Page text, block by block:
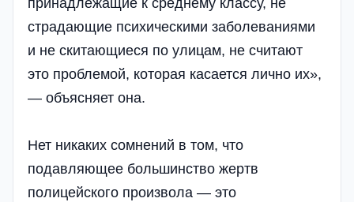
принадлежащие к среднему классу, не
страдающие психическими заболеваниями
и не скитающиеся по улицам, не считают
это проблемой, которая касается лично их»,
— объясняет она.
Нет никаких сомнений в том, что
подавляющее большинство жертв
полицейского произвола — это